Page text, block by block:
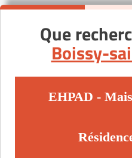
Que
Boissy-
EHPAD -